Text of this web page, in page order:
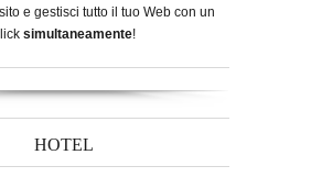
e gestisci tutto il tuo Web con un
simultaneamente!
HOTEL